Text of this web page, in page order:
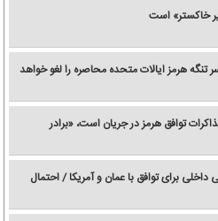
هرمز ایالات متحده محاصره را لغو خواهد
توافق هرمز در جریان است، «برادر
داخلی برای توافق با عمان و آمریکا / احتمال